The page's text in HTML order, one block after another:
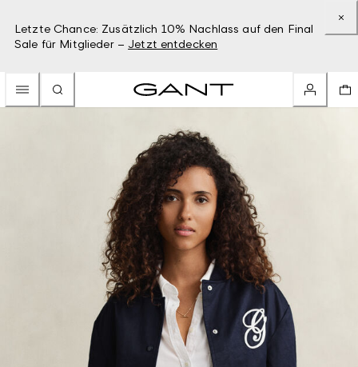
Letzte Chance: Zusätzlich 10% Nachlass auf den Final
Sale für Mitglieder – Jetzt entdecken